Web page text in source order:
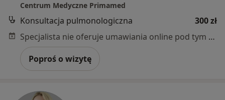
Centrum Medyczne Primamed
Konsultacja pulmonologiczna
300 zł
Specjalista nie oferuje umawiania online pod tym adresem.
Poproś o wizytę